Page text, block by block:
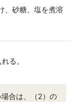
、砂糖、塩を煮溶
る。
合は、（2）の